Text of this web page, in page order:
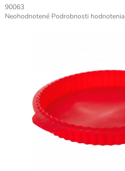
90063
Priemerné
Neohodnotené Podrobnosti hodnotenia